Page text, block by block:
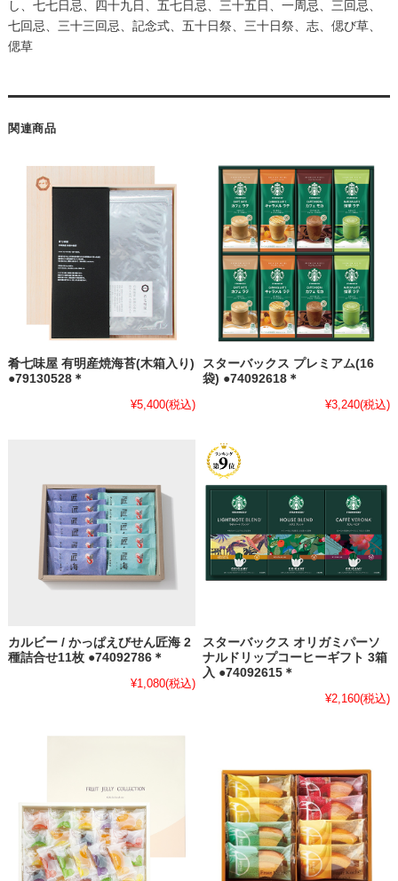
し、七七日忌、四十九日、五七日忌、三十五日、一周忌、三回忌、
七回忌、三十三回忌、記念式、五十日祭、三十日祭、志、偲び草、
偲草
関連商品
肴七味屋 有明産焼海苔(木箱入り)
●79130528＊
¥5,400(税込)
スターバックス プレミアム(16
袋) ●74092618＊
¥3,240(税込)
カルビー / かっぱえびせん匠海 2
種詰合せ11枚 ●74092786＊
¥1,080(税込)
スターバックス オリガミパーソ
ナルドリップコーヒーギフト 3箱
入 ●74092615＊
¥2,160(税込)